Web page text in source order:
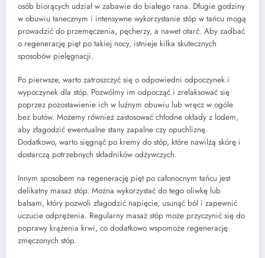
osób biorących udział w zabawie do białego rana. Długie godziny
w obuwiu tanecznym i intensywne wykorzystanie stóp w tańcu mogą
prowadzić do przemęczenia, pęcherzy, a nawet otarć. Aby zadbać
o regenerację pięt po takiej nocy, istnieje kilka skutecznych
sposobów pielęgnacji.
Po pierwsze, warto zatroszczyć się o odpowiedni odpoczynek i
wypoczynek dla stóp. Pozwólmy im odpocząć i zrelaksować się
poprzez pozostawienie ich w luźnym obuwiu lub wręcz w ogóle
bez butów. Możemy również zastosować chłodne okłady z lodem,
aby złagodzić ewentualne stany zapalne czy opuchliznę.
Dodatkowo, warto sięgnąć po kremy do stóp, które nawilżą skórę i
dostarczą potrzebnych składników odżywczych.
Innym sposobem na regenerację pięt po całonocnym tańcu jest
delikatny masaż stóp. Można wykorzystać do tego oliwkę lub
balsam, który pozwoli złagodzić napięcie, usunąć ból i zapewnić
uczucie odprężenia. Regularny masaż stóp może przyczynić się do
poprawy krążenia krwi, co dodatkowo wspomoże regenerację
zmęczonych stóp.